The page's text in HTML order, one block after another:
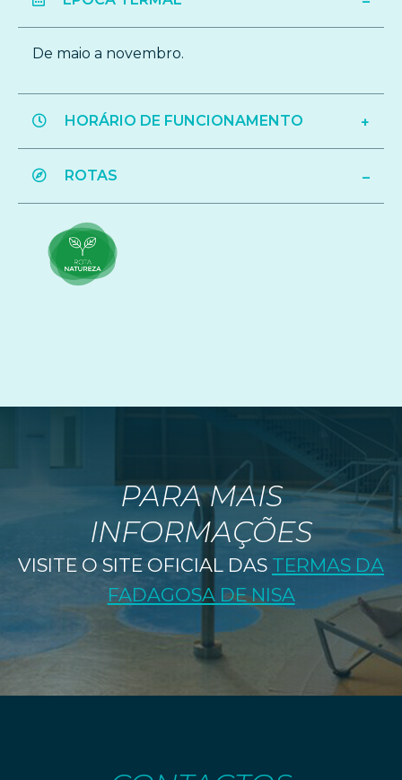
De maio a novembro.
HORÁRIO DE FUNCIONAMENTO
ROTAS
PARA MAIS
INFORMAÇÕES
VISITE O SITE OFICIAL DAS TERMAS DA
FADAGOSA DE NISA